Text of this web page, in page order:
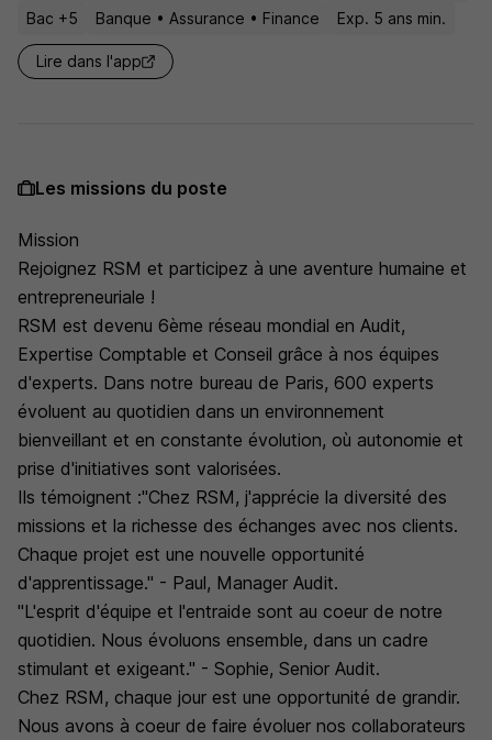
Bac +5
Banque • Assurance • Finance Exp. 5 ans min.
Lire dans l'app
Les missions du poste
Mission
Rejoignez RSM et participez à une aventure humaine et
entrepreneuriale !
RSM est devenu 6ème réseau mondial en Audit,
Expertise Comptable et Conseil grâce à nos équipes
d'experts. Dans notre bureau de Paris, 600 experts
évoluent au quotidien dans un environnement
bienveillant et en constante évolution, où autonomie et
prise d'initiatives sont valorisées.
Ils témoignent :"Chez RSM, j'apprécie la diversité des
missions et la richesse des échanges avec nos clients.
Chaque projet est une nouvelle opportunité
d'apprentissage." - Paul, Manager Audit.
"L'esprit d'équipe et l'entraide sont au coeur de notre
quotidien. Nous évoluons ensemble, dans un cadre
stimulant et exigeant." - Sophie, Senior Audit.
Chez RSM, chaque jour est une opportunité de grandir.
Nous avons à coeur de faire évoluer nos collaborateurs